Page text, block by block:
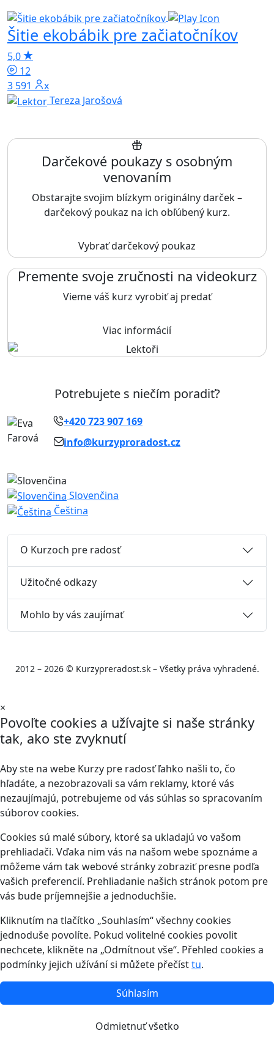
Šitie ekobábik pre začiatočníkov
5,0
12
3 591x
Tereza Jarošová
Darčekové poukazy s osobným
venovaním
Obstarajte svojim blízkym originálny darček –
darčekový poukaz na ich obľúbený kurz.
Vybrať darčekový poukaz
Premente svoje zručnosti na videokurz
Vieme váš kurz vyrobiť aj predať
Viac informácií
Potrebujete s niečím poradiť?
+420 723 907 169
info@kurzyproradost.cz
Slovenčina
Čeština
O Kurzoch pre radosť
Užitočné odkazy
Mohlo by vás zaujímať
2012 – 2026 © Kurzypreradost.sk – Všetky práva vyhradené.
×
Povoľte cookies a užívajte si naše stránky
tak, ako ste zvyknutí
Aby ste na webe Kurzy pre radosť ľahko našli to, čo
hľadáte, a nezobrazovali sa vám reklamy, ktoré vás
nezaujímajú, potrebujeme od vás súhlas so spracovaním
súborov cookies.
Cookies sú malé súbory, ktoré sa ukladajú vo vašom
prehliadači. Vďaka nim vás na našom webe spoznáme a
môžeme vám tak webové stránky zobraziť presne podľa
vašich preferencií. Prehliadanie našich stránok potom pre
vás bude príjemnejšie a jednoduchšie.
Kliknutím na tlačítko „Souhlasím“ všechny cookies
jednoduše povolíte. Pokud volitelné cookies povolit
nechcete, klikněte na „Odmítnout vše“. Přehled cookies a
podmínky jejich užívání si můžete přečísttu.
Súhlasím
Odmietnuť všetko